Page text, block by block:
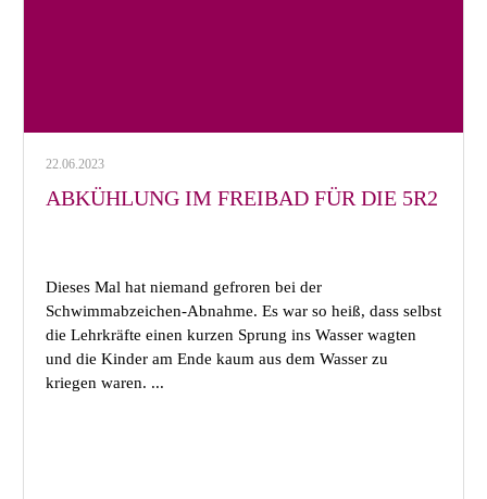
22.06.2023
ABKÜHLUNG IM FREIBAD FÜR DIE 5R2
Dieses Mal hat niemand gefroren bei der
Schwimmabzeichen-Abnahme. Es war so heiß, dass selbst
die Lehrkräfte einen kurzen Sprung ins Wasser wagten
und die Kinder am Ende kaum aus dem Wasser zu
kriegen waren. ...